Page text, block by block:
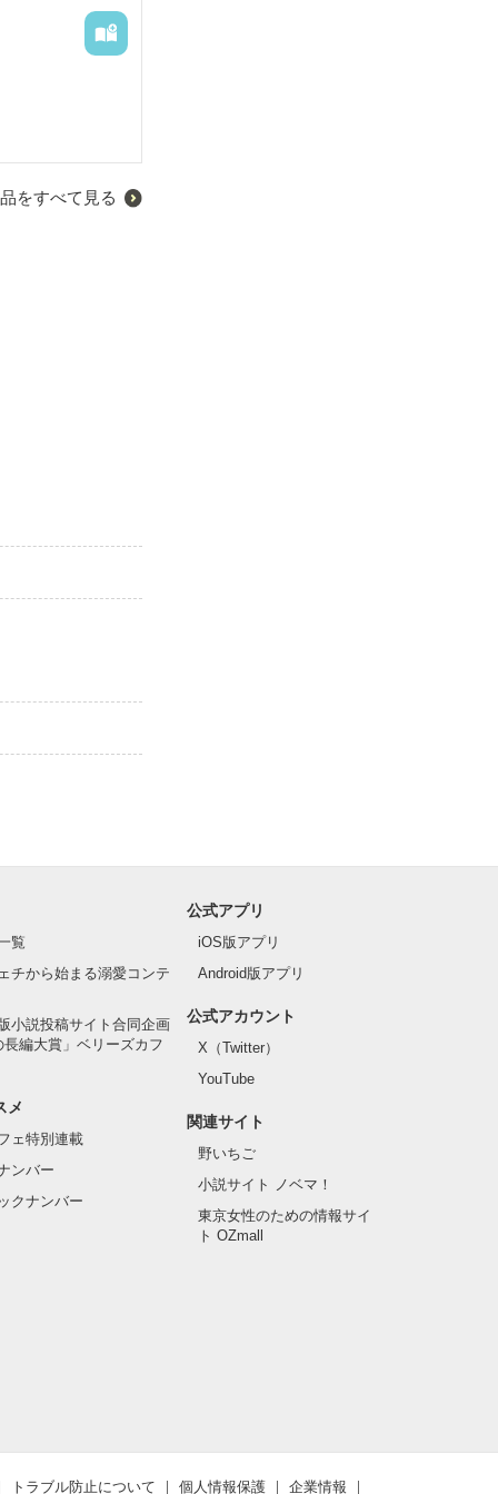
で、プチ家
をすべて見る
覧
チから始まる溺愛コンテ
小説投稿サイト合同企画
長編大賞」ベリーズカフ
メ
ェ特別連載
ンバー
クナンバー
公式アプリ
iOS版アプリ
Android版アプリ
公式アカウント
X（Twitter）
YouTube
関連サイト
野いちご
小説サイト ノベマ！
東京女性のための情報サイ
ト OZmall
トラブル防止について 個人情報保護 企業情報